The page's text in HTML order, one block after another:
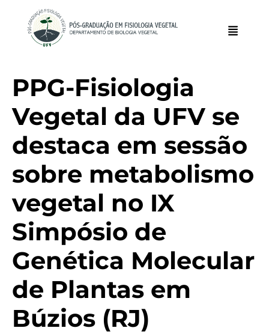
PPG-Fisiologia
Vegetal da UFV se
destaca em sessão
sobre metabolismo
vegetal no IX
Simpósio de
Genética Molecular
de Plantas em
Búzios (RJ)